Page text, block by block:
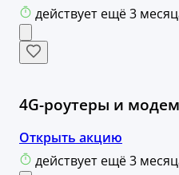
действует ещё 3
4G-роутеры и
Открыть акцию
действует ещё 3